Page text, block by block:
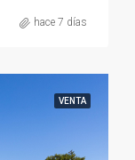
hace 7 días
VENTA